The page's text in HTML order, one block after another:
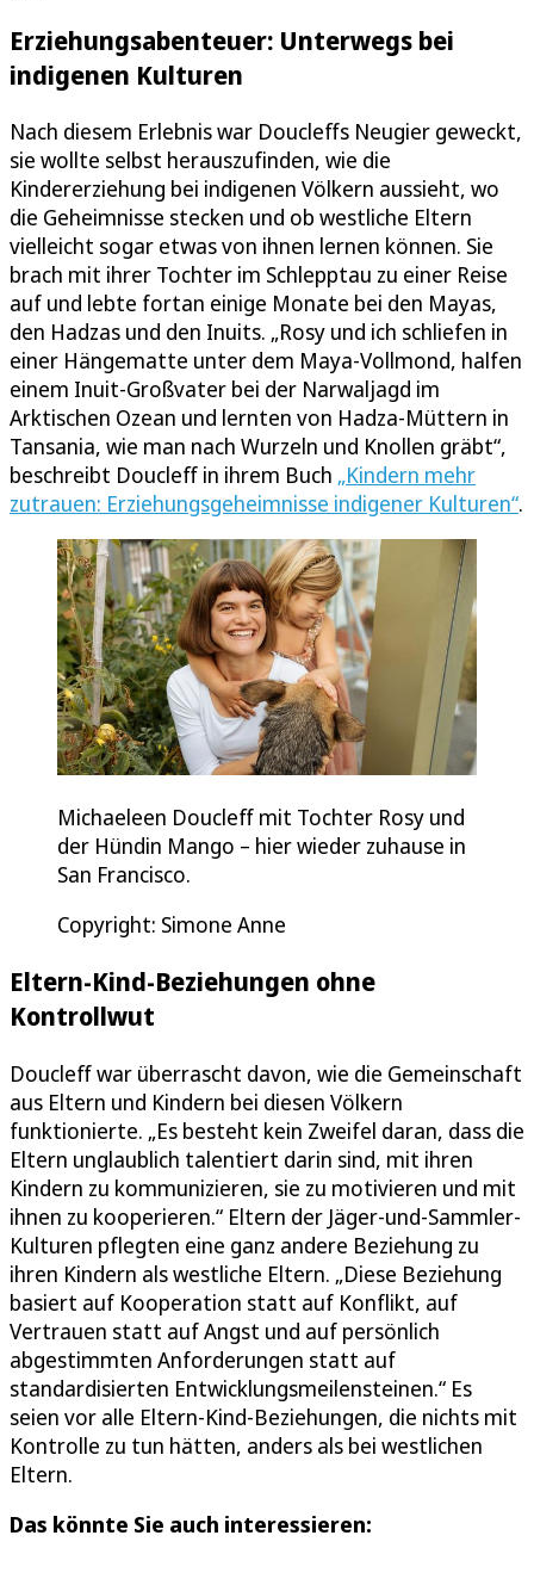
Erziehungsabenteuer: Unterwegs bei
indigenen Kulturen
Nach diesem Erlebnis war Doucleffs Neugier geweckt,
sie wollte selbst herauszufinden, wie die
Kindererziehung bei indigenen Völkern aussieht, wo
die Geheimnisse stecken und ob westliche Eltern
vielleicht sogar etwas von ihnen lernen können. Sie
brach mit ihrer Tochter im Schlepptau zu einer Reise
auf und lebte fortan einige Monate bei den Mayas,
den Hadzas und den Inuits. „Rosy und ich schliefen in
einer Hängematte unter dem Maya-Vollmond, halfen
einem Inuit-Großvater bei der Narwaljagd im
Arktischen Ozean und lernten von Hadza-Müttern in
Tansania, wie man nach Wurzeln und Knollen gräbt“,
beschreibt Doucleff in ihrem Buch „Kindern mehr
zutrauen: Erziehungsgeheimnisse indigener Kulturen“.
Michaeleen Doucleff mit Tochter Rosy und
der Hündin Mango – hier wieder zuhause in
San Francisco.
Copyright: Simone Anne
Eltern-Kind-Beziehungen ohne
Kontrollwut
Doucleff war überrascht davon, wie die Gemeinschaft
aus Eltern und Kindern bei diesen Völkern
funktionierte. „Es besteht kein Zweifel daran, dass die
Eltern unglaublich talentiert darin sind, mit ihren
Kindern zu kommunizieren, sie zu motivieren und mit
ihnen zu kooperieren.“ Eltern der Jäger-und-Sammler-
Kulturen pflegten eine ganz andere Beziehung zu
ihren Kindern als westliche Eltern. „Diese Beziehung
basiert auf Kooperation statt auf Konflikt, auf
Vertrauen statt auf Angst und auf persönlich
abgestimmten Anforderungen statt auf
standardisierten Entwicklungsmeilensteinen.“ Es
seien vor alle Eltern-Kind-Beziehungen, die nichts mit
Kontrolle zu tun hätten, anders als bei westlichen
Eltern.
Das könnte Sie auch interessieren: